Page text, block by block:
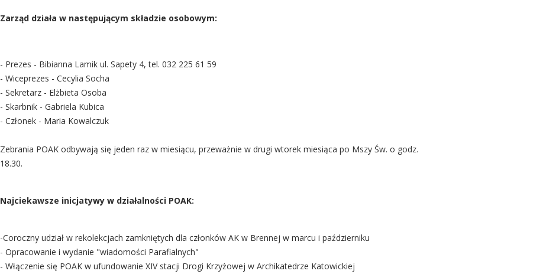
Zarząd działa w następującym składzie osobowym:
- Prezes - Bibianna Lamik ul. Sapety 4, tel. 032 225 61 59
- Wiceprezes - Cecylia Socha
- Sekretarz - Elżbieta Osoba
- Skarbnik - Gabriela Kubica
- Członek - Maria Kowalczuk
Zebrania POAK odbywają się jeden raz w miesiącu, przeważnie w drugi wtorek miesiąca po Mszy Św. o godz.
18.30.
Najciekawsze inicjatywy w działalności POAK:
-Coroczny udział w rekolekcjach zamkniętych dla członków AK w Brennej w marcu i październiku
- Opracowanie i wydanie "wiadomości Parafialnych"
- Włączenie się POAK w ufundowanie XIV stacji Drogi Krzyżowej w Archikatedrze Katowickiej